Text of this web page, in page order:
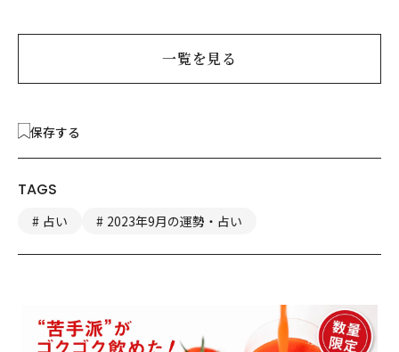
一覧を見る
保存する
TAGS
占い 2023年9月の運勢・占い